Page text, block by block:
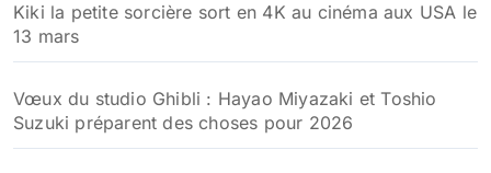
Kiki la petite sorcière sort en 4K au cinéma aux USA le
13 mars
Vœux du studio Ghibli : Hayao Miyazaki et Toshio
Suzuki préparent des choses pour 2026